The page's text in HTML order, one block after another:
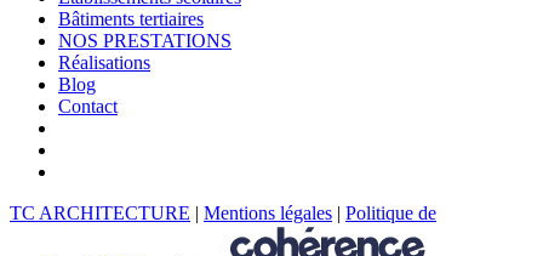
Bâtiments tertiaires
NOS PRESTATIONS
Réalisations
Blog
Contact
TC ARCHITECTURE | Mentions légales | Politique de